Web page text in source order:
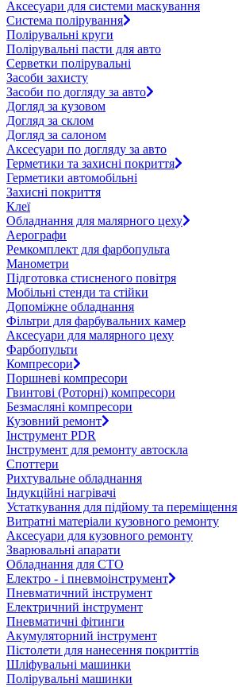
Аксесуари для системи маскування
Система полірування
Полірувальні круги
Полірувальні пасти для авто
Серветки полірувальні
Засоби захисту
Засоби по догляду за авто
Догляд за кузовом
Догляд за склом
Догляд за салоном
Аксесуари по догляду за авто
Герметики та захисні покриття
Герметики автомобільні
Захисні покриття
Клеї
Обладнання для малярного цеху
Аерографи
Ремкомплект для фарбопульта
Манометри
Підготовка стисненого повітря
Мобільні стенди та стійки
Допоміжне обладнання
Фільтри для фарбувальних камер
Аксесуари для малярного цеху
Фарбопульти
Компресори
Поршневі компресори
Гвинтові (Роторні) компресори
Безмасляні компресори
Кузовний ремонт
Інструмент PDR
Інструмент для ремонту автоскла
Споттери
Рихтувальне обладнання
Індукційні нагрівачі
Устаткування для підйому та переміщення
Витратні матеріали кузовного ремонту
Аксесуари для кузовного ремонту
Зварювальні апарати
Обладнання для СТО
Електро - і пневмоінструмент
Пневматичний інструмент
Електричний інструмент
Пневматичні фітинги
Акумуляторний інструмент
Пістолети для нанесення покриттів
Шліфувальні машинки
Полірувальні машинки